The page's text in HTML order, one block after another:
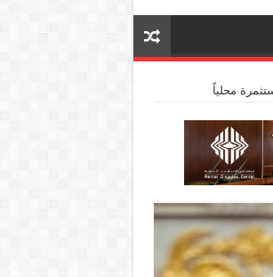
محلياً